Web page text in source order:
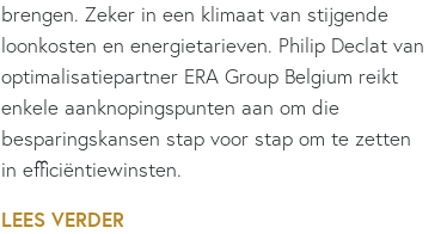
brengen. Zeker in een klimaat van stijgende
loonkosten en energietarieven. Philip Declat van
optimalisatiepartner ERA Group Belgium reikt
enkele aanknopingspunten aan om die
besparingskansen stap voor stap om te zetten
in efficiëntiewinsten.
LEES VERDER